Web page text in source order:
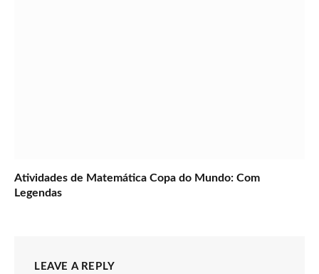
Atividades de Matemática Copa do Mundo: Com
Legendas
LEAVE A REPLY